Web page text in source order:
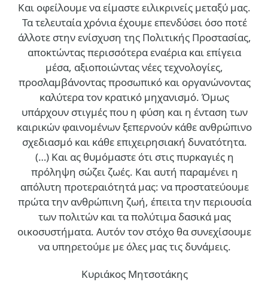
Και οφείλουμε να είμαστε ειλικρινείς μεταξύ μας.
Τα τελευταία χρόνια έχουμε επενδύσει όσο ποτέ
άλλοτε στην ενίσχυση της Πολιτικής Προστασίας,
αποκτώντας περισσότερα εναέρια και επίγεια
μέσα, αξιοποιώντας νέες τεχνολογίες,
προσλαμβάνοντας προσωπικό και οργανώνοντας
καλύτερα τον κρατικό μηχανισμό. Όμως
υπάρχουν στιγμές που η φύση και η ένταση των
καιρικών φαινομένων ξεπερνούν κάθε ανθρώπινο
σχεδιασμό και κάθε επιχειρησιακή δυνατότητα.
(…) Και ας θυμόμαστε ότι στις πυρκαγιές η
πρόληψη σώζει ζωές. Και αυτή παραμένει η
απόλυτη προτεραιότητά μας: να προστατεύουμε
πρώτα την ανθρώπινη ζωή, έπειτα την περιουσία
των πολιτών και τα πολύτιμα δασικά μας
οικοσυστήματα. Αυτόν τον στόχο θα συνεχίσουμε
να υπηρετούμε με όλες μας τις δυνάμεις.
Κυριάκος Μητσοτάκης